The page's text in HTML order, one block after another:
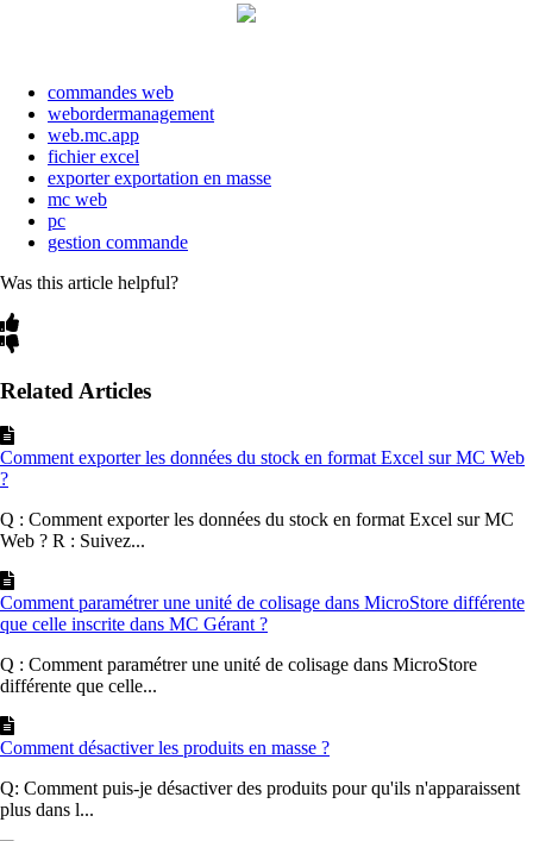
commandes web
webordermanagement
web.mc.app
fichier excel
exporter exportation en masse
mc web
pc
gestion commande
Was this article helpful?
Related Articles
Comment exporter les données du stock en format Excel sur MC Web
?
Q : Comment exporter les données du stock en format Excel sur MC
Web ? R : Suivez...
Comment paramétrer une unité de colisage dans MicroStore différente
que celle inscrite dans MC Gérant ?
Q : Comment paramétrer une unité de colisage dans MicroStore
différente que celle...
Comment désactiver les produits en masse ?
Q: Comment puis-je désactiver des produits pour qu'ils n'apparaissent
plus dans l...